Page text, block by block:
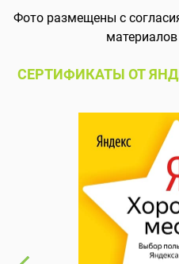
Фото размещены с
СЕРТИФИКАТЫ ОТ